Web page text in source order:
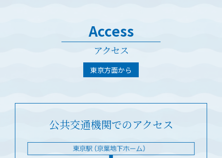
Access
アクセス
東京方面から
公共交通機関でのアクセス